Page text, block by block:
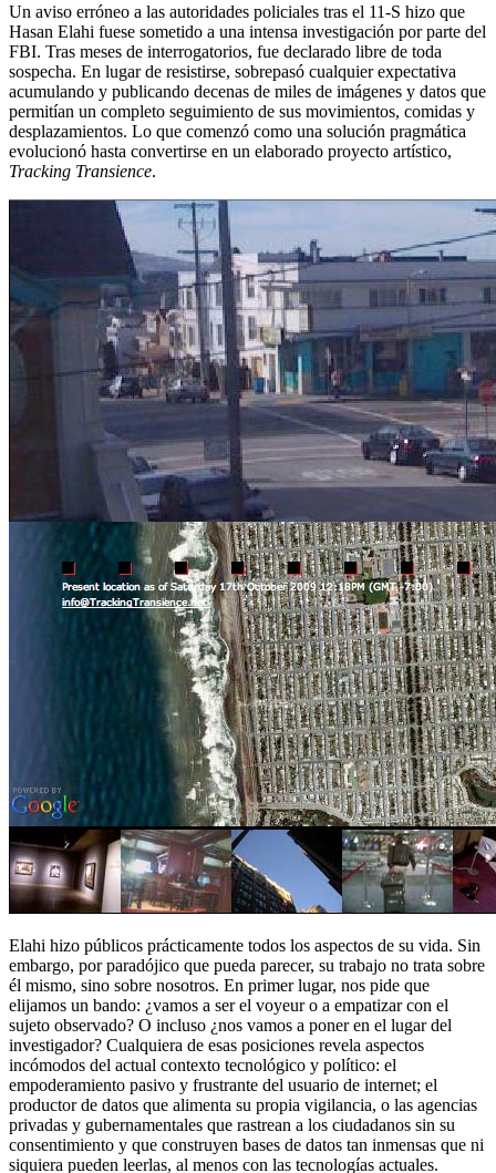
Un aviso erróneo a las autoridades policiales tras el 11-S hizo que
Hasan Elahi fuese sometido a una intensa investigación por parte del
FBI. Tras meses de interrogatorios, fue declarado libre de toda
sospecha. En lugar de resistirse, sobrepasó cualquier expectativa
acumulando y publicando decenas de miles de imágenes y datos que
permitían un completo seguimiento de sus movimientos, comidas y
desplazamientos. Lo que comenzó como una solución pragmática
evolucionó hasta convertirse en un elaborado proyecto artístico,
Tracking Transience.
Elahi hizo públicos prácticamente todos los aspectos de su vida. Sin
embargo, por paradójico que pueda parecer, su trabajo no trata sobre
él mismo, sino sobre nosotros. En primer lugar, nos pide que
elijamos un bando: ¿vamos a ser el voyeur o a empatizar con el
sujeto observado? O incluso ¿nos vamos a poner en el lugar del
investigador? Cualquiera de esas posiciones revela aspectos
incómodos del actual contexto tecnológico y político: el
empoderamiento pasivo y frustrante del usuario de internet; el
productor de datos que alimenta su propia vigilancia, o las agencias
privadas y gubernamentales que rastrean a los ciudadanos sin su
consentimiento y que construyen bases de datos tan inmensas que ni
siquiera pueden leerlas, al menos con las tecnologías actuales.